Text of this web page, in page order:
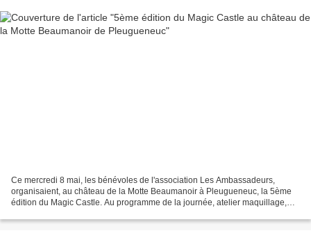
Ce mercredi 8 mai, les bénévoles de l'association Les Ambassadeurs,
organisaient, au château de la Motte Beaumanoir à Pleugueneuc, la 5ème
édition du Magic Castle. Au programme de la journée, atelier maquillage,